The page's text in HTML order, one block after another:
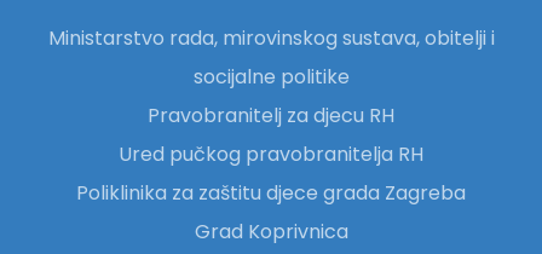
Ministarstvo rada, mirovinskog sustava, obitelji i
socijalne politike
Pravobranitelj za djecu RH
Ured pučkog pravobranitelja RH
Poliklinika za zaštitu djece grada Zagreba
Grad Koprivnica